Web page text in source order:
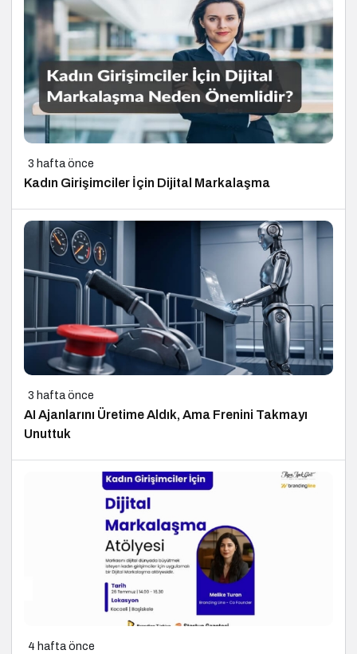
3 hafta önce
Kadın Girişimciler İçin Dijital Markalaşma
3 hafta önce
AI Ajanlarını Üretime Aldık, Ama Frenini Takmayı
Unuttuk
4 hafta önce